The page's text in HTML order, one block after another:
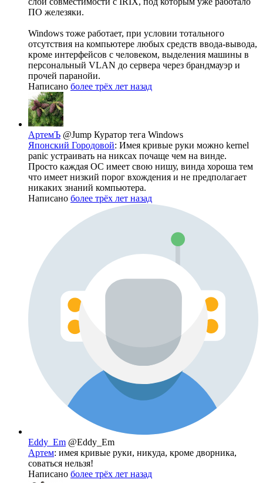
ПО железяки.
Windows тоже работает, при условии тотального
отсутствия на компьютере любых средств ввода-вывода,
кроме интерфейсов с человеком, выделения машины в
персональный VLAN до сервера через брандмауэр и
прочей паранойи.
Написано более трёх лет назад
АртемЪ @Jump Куратор тега Windows
Японский Городовой: Имея кривые руки можно kernel
panic устраивать на никсах почаще чем на винде.
Просто каждая ОС имеет свою нишу, винда хороша тем
что имеет низкий порог вхождения и не предполагает
никаких знаний компьютера.
Написано более трёх лет назад
Eddy_Em @Eddy_Em
Артем: имея кривые руки, никуда, кроме дворника,
соваться нельзя!
Написано более трёх лет назад